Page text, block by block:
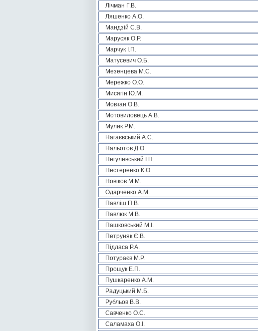
Лічман Г.В.
Ляшенко А.О.
Мандзій С.В.
Марусяк О.Р.
Марчук І.П.
Матусевич О.Б.
Мезенцева М.С.
Мережко О.О.
Мисягін Ю.М.
Мовчан О.В.
Мотовиловець А.В.
Мулик Р.М.
Нагаєвський А.С.
Нальотов Д.О.
Негулевський І.П.
Нестеренко К.О.
Новіков М.М.
Одарченко А.М.
Павліш П.В.
Павлюк М.В.
Пашковський М.І.
Петруняк Є.В.
Підласа Р.А.
Потураєв М.Р.
Прощук Е.П.
Пушкаренко А.М.
Радуцький М.Б.
Рубльов В.В.
Савченко О.С.
Саламаха О.І.